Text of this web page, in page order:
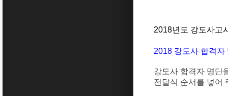
2018년도 강도사고
2018 강도사 합격
강도사 합격자 명단
전달식 순서를 넣어